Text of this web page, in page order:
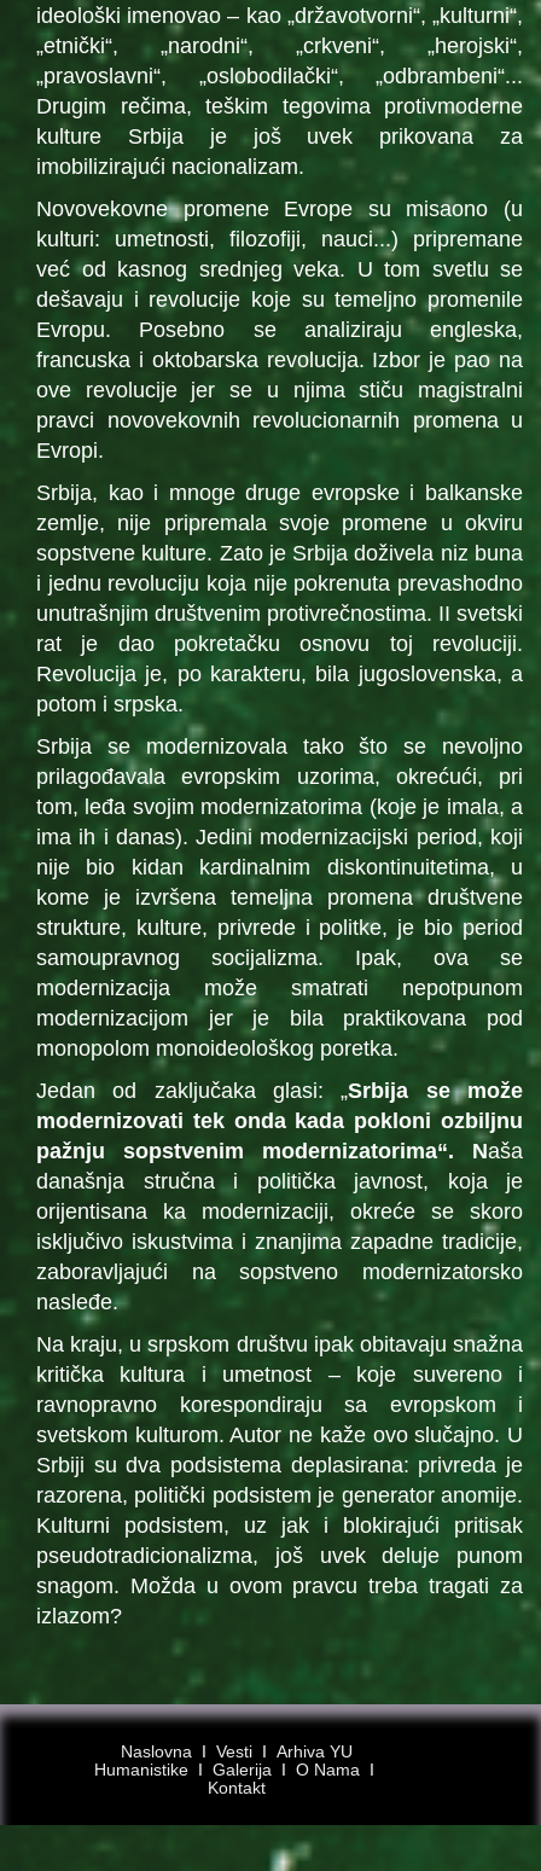
ideološki imenovao – kao „državotvorni“, „kulturni“,
„etnički“, „narodni“, „crkveni“, „herojski“,
„pravoslavni“, „oslobodilački“, „odbrambeni“...
Drugim rečima, teškim tegovima protivmoderne
kulture Srbija je još uvek prikovana za
imobilizirajući nacionalizam.
Novovekovne promene Evrope su misaono (u
kulturi: umetnosti, filozofiji, nauci...) pripremane
već od kasnog srednjeg veka. U tom svetlu se
dešavaju i revolucije koje su temeljno promenile
Evropu. Posebno se analiziraju engleska,
francuska i oktobarska revolucija. Izbor je pao na
ove revolucije jer se u njima stiču magistralni
pravci novovekovnih revolucionarnih promena u
Evropi.
Srbija, kao i mnoge druge evropske i balkanske
zemlje, nije pripremala svoje promene u okviru
sopstvene kulture. Zato je Srbija doživela niz buna
i jednu revoluciju koja nije pokrenuta prevashodno
unutrašnjim društvenim protivrečnostima. II svetski
rat je dao pokretačku osnovu toj revoluciji.
Revolucija je, po karakteru, bila jugoslovenska, a
potom i srpska.
Srbija se modernizovala tako što se nevoljno
prilagođavala evropskim uzorima, okrećući, pri
tom, leđa svojim modernizatorima (koje je imala, a
ima ih i danas). Jedini modernizacijski period, koji
nije bio kidan kardinalnim diskontinuitetima, u
kome je izvršena temeljna promena društvene
strukture, kulture, privrede i politke, je bio period
samoupravnog socijalizma. Ipak, ova se
modernizacija može smatrati nepotpunom
modernizacijom jer je bila praktikovana pod
monopolom monoideološkog poretka.
Jedan od zaključaka glasi: „Srbija se može
modernizovati tek onda kada pokloni ozbiljnu
pažnju sopstvenim modernizatorima“. Naša
današnja stručna i politička javnost, koja je
orijentisana ka modernizaciji, okreće se skoro
isključivo iskustvima i znanjima zapadne tradicije,
zaboravljajući na sopstveno modernizatorsko
nasleđe.
Na kraju, u srpskom društvu ipak obitavaju snažna
kritička kultura i umetnost – koje suvereno i
ravnopravno korespondiraju sa evropskom i
svetskom kulturom. Autor ne kaže ovo slučajno. U
Srbiji su dva podsistema deplasirana: privreda je
razorena, politički podsistem je generator anomije.
Kulturni podsistem, uz jak i blokirajući pritisak
pseudotradicionalizma, još uvek deluje punom
snagom. Možda u ovom pravcu treba tragati za
izlazom?
Naslovna Ι Vesti Ι Arhiva YU
Humanistike Ι Galerija Ι O Nama
Ι
Kontakt